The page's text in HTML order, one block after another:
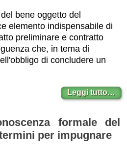
bene oggetto del
elemento indispensabile di
preliminare e contratto
che, in tema di
di concludere un
Leggi tutto…
formale del
per impugnare